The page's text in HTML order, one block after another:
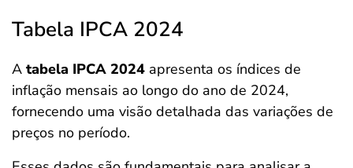
Tabela IPCA 2024
A tabela IPCA 2024 apresenta os índices de
inflação mensais ao longo do ano de 2024,
fornecendo uma visão detalhada das variações de
preços no período.